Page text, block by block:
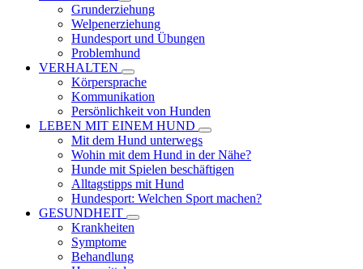
Grunderziehung
Welpenerziehung
Hundesport und Übungen
Problemhund
VERHALTEN
Körpersprache
Kommunikation
Persönlichkeit von Hunden
LEBEN MIT EINEM HUND
Mit dem Hund unterwegs
Wohin mit dem Hund in der Nähe?
Hunde mit Spielen beschäftigen
Alltagstipps mit Hund
Hundesport: Welchen Sport machen?
GESUNDHEIT
Krankheiten
Symptome
Behandlung